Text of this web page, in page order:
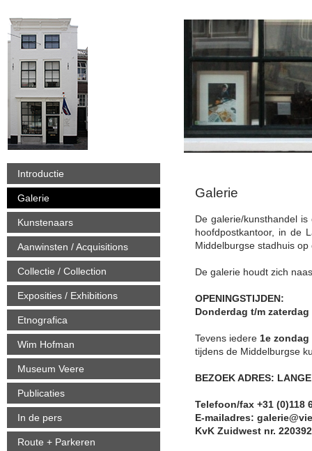
Introductie
Galerie
Kunstenaars
Aanwinsten / Acquisitions
Collectie / Collection
Exposities / Exhibitions
Etnografica
Wim Hofman
Museum Veere
Publicaties
In de pers
Route + Parkeren
Galerie
De galerie/kunsthandel
hoofdpostkantoor, in de
Middelburgse stadhuis
De galerie houdt zich
OPENINGSTIJDEN:
Donderdag t/m
Tevens iedere 1e zondag
tijdens de Middelburgse
BEZOEK ADRES:
Telefoon/fax +31 (0)118
E-mailadres:
KvK Zuidwest nr.